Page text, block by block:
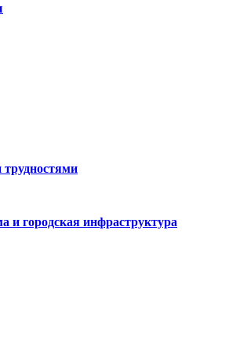
и городская инфраструктура